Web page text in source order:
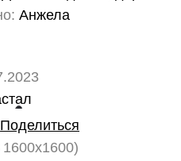
Анжела
Поделиться